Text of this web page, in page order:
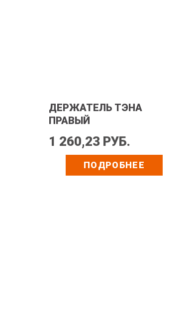
ДЕРЖАТЕЛЬ ТЭНА
ПРАВЫЙ
1 260,23 РУБ.
ПОДРОБНЕЕ